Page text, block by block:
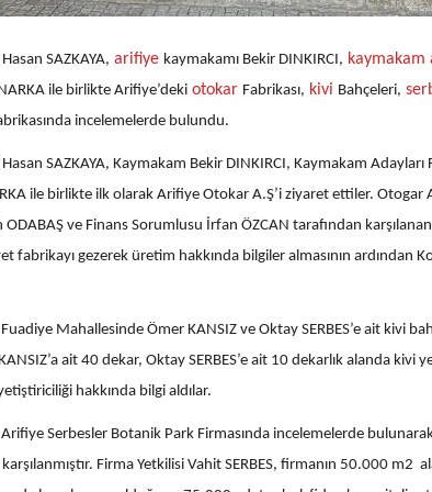
SAZKAYA, arifiye kaymakamı Bekir DINKIRCI, kaymakam
ile birlikte Arifiye’deki otokar Fabrikası, kivi Bahçeleri,
incelemelerde bulundu.
SAZKAYA, Kaymakam Bekir DINKIRCI, Kaymakam Adayları
ile birlikte ilk olarak Arifiye Otokar A.Ş’i ziyaret ettiler. Otogar
ODABAŞ ve Finans Sorumlusu İrfan ÖZCAN tarafından karşılanan
fabrikayı gezerek üretim hakkında bilgiler almasının ardından
Fuadiye Mahallesinde Ömer KANSIZ ve Oktay SERBES’e ait kivi
ait 40 dekar, Oktay SERBES’e ait 10 dekarlık alanda kivi
hakkında bilgi aldılar.
Serbesler Botanik Park Firmasında incelemelerde
Firma Yetkilisi Vahit SERBES, firmanın 50.000 m2